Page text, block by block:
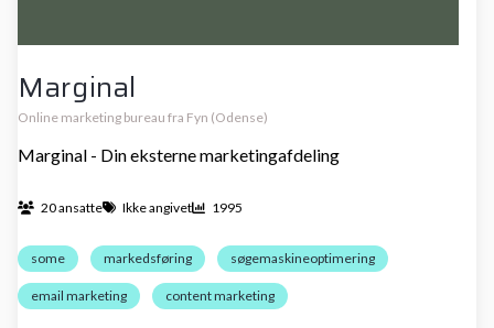
Marginal
Online marketing bureau fra Fyn (Odense)
Marginal - Din eksterne marketingafdeling
20 ansatte Ikke angivet 1995
some markedsføring søgemaskineoptimering
email marketing content marketing